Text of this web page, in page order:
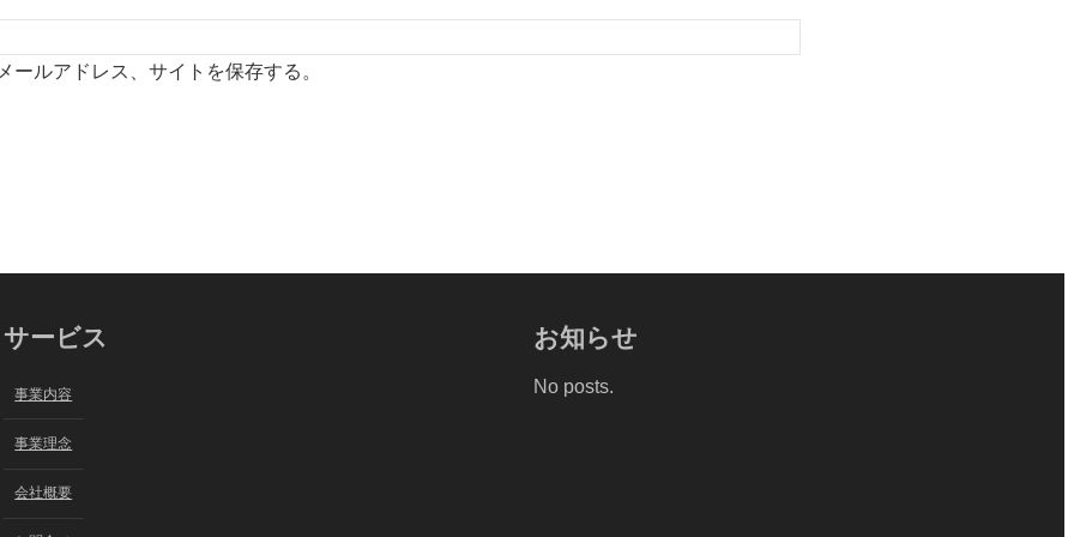
ルアドレス、サイトを保存する。
サービス
事業内容
事業理念
会社概要
お知らせ
No posts.